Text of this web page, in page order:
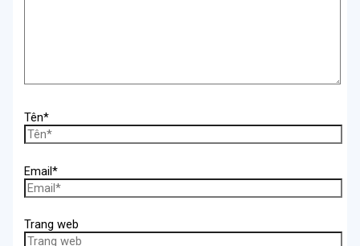
Tên*
Email*
Trang web